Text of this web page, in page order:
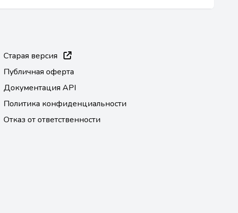
Старая версия
Публичная оферта
Документация API
Политика конфиденциальности
Отказ от ответственности